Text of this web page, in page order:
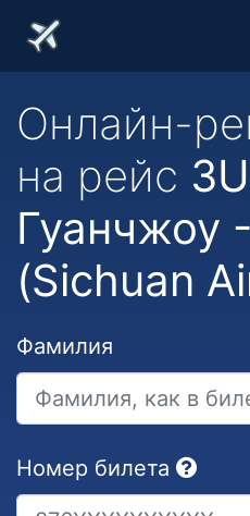
Онлайн-
на рейс
Гуанчжоу
(Sichuan
Фамилия
Номер билета